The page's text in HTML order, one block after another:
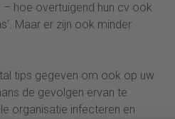
– hoe overtuigend hun cv ook
Maar er zijn ook minder
tips gegeven om ook op uw
de gevolgen ervan te
organisatie infecteren en